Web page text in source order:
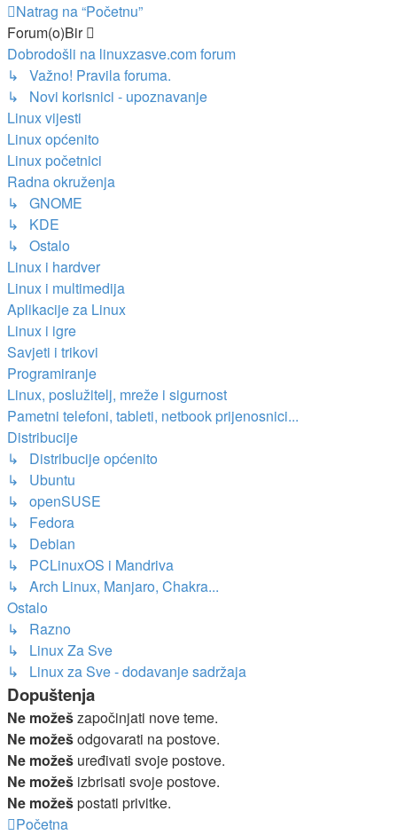
Natrag na “Početnu”
Forum(o)Bir
Dobrodošli na linuxzasve.com forum
↳ Važno! Pravila foruma.
↳ Novi korisnici - upoznavanje
Linux vijesti
Linux općenito
Linux početnici
Radna okruženja
↳ GNOME
↳ KDE
↳ Ostalo
Linux i hardver
Linux i multimedija
Aplikacije za Linux
Linux i igre
Savjeti i trikovi
Programiranje
Linux, poslužitelj, mreže i sigurnost
Pametni telefoni, tableti, netbook prijenosnici...
Distribucije
↳ Distribucije općenito
↳ Ubuntu
↳ openSUSE
↳ Fedora
↳ Debian
↳ PCLinuxOS i Mandriva
↳ Arch Linux, Manjaro, Chakra...
Ostalo
↳ Razno
↳ Linux Za Sve
↳ Linux za Sve - dodavanje sadržaja
Dopuštenja
Ne možešzapočinjati nove teme.
Ne možešodgovarati na postove.
Ne možeš uređivati svoje postove.
Ne možeš izbrisati svoje postove.
Ne možešpostati privitke.
Početna